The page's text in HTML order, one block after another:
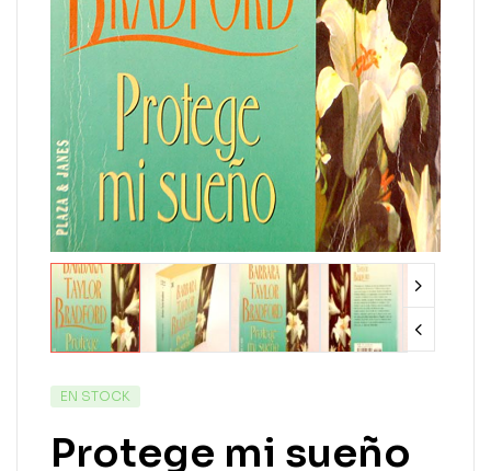
EN STOCK
Protege mi sueño